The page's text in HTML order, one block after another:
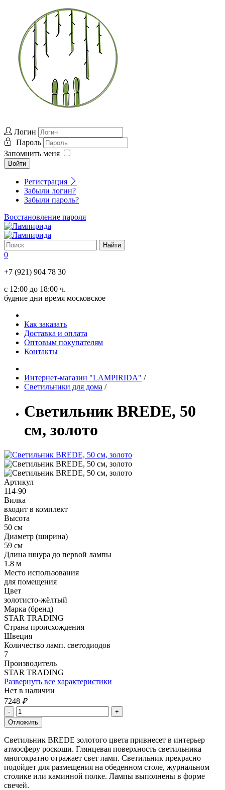
Логин
Пароль
Запомнить меня
Войти
Регистрация
Забыли логин?
Забыли пароль?
Восстановление пароля
0
+7 (921) 904 78 30
с 12:00 до 18:00 ч.
будние дни время московское
Как заказать
Доставка и оплата
Оптовым покупателям
Контакты
Интернет-магазин "LAMPIRIDA" /
Светильники для дома /
Светильник BREDE, 50
см, золото
Артикул
114-90
Вилка
входит в комплект
Высота
50 см
Диаметр (ширина)
59 см
Длина шнура до первой лампы
1.8 м
Место использования
для помещения
Цвет
золотисто-жёлтый
Марка (бренд)
STAR TRADING
Страна происхождения
Швеция
Количество ламп. светодиодов
7
Производитель
STAR TRADING
Развернуть все характеристики
Нет в наличии
7248 ₽
Светильник BREDE золотого цвета привнесет в интерьер
атмосферу роскоши. Глянцевая поверхность светильника
многократно отражает свет ламп. Светильник прекрасно
подойдет для размещения на обеденном столе, журнальном
столике или каминной полке. Лампы выполнены в форме
свечей.